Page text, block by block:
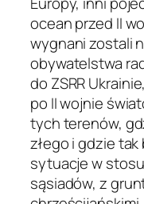
ocean przed II
wygnani zostali
obywatelstwa
do ZSRR
po II wojnie
tych terenów,
złego i gdzie
sytuacje w
sąsiadów, z